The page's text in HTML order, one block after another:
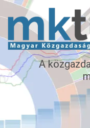
A